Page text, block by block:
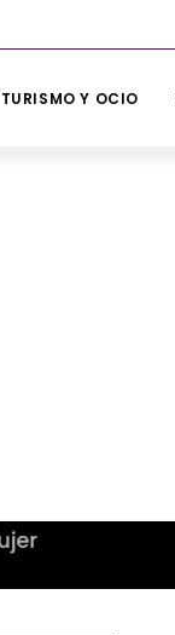
TURISMO Y OCIO